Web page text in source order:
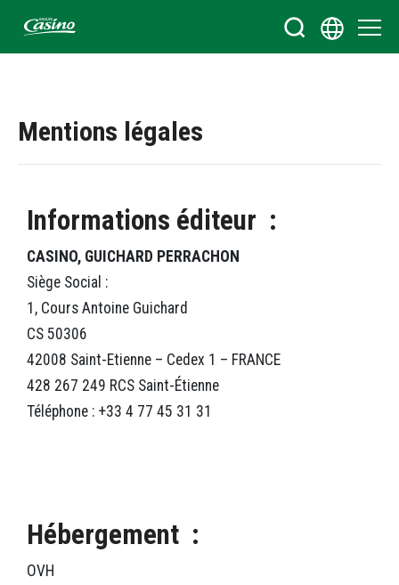
Bienvenue sur le site du Groupe Casino
Mentions légales
Informations éditeur :
CASINO, GUICHARD PERRACHON
Siège Social :
1, Cours Antoine Guichard
CS 50306
42008 Saint-Etienne – Cedex 1 – FRANCE
428 267 249 RCS Saint-Étienne
Téléphone : +33 4 77 45 31 31
Hébergement :
OVH